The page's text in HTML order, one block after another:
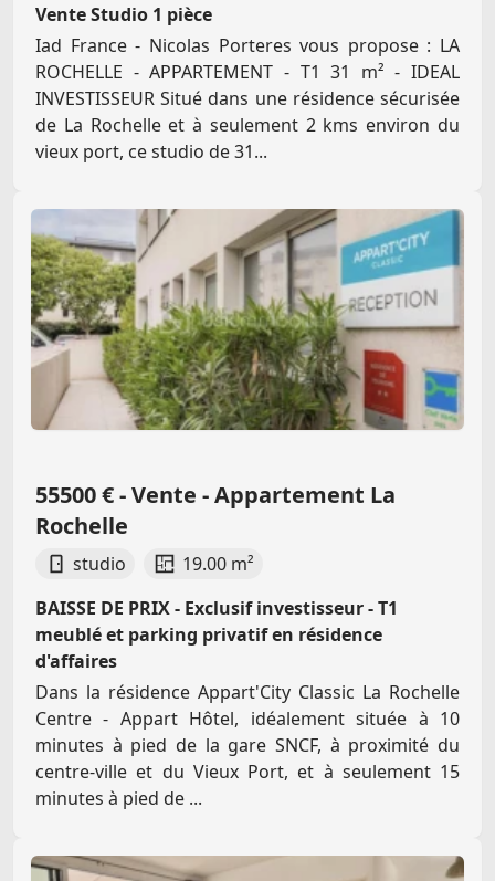
Vente Studio 1 pièce
Iad France - Nicolas Porteres vous propose : LA
ROCHELLE - APPARTEMENT - T1 31 m² - IDEAL
INVESTISSEUR Situé dans une résidence sécurisée
de La Rochelle et à seulement 2 kms environ du
vieux port, ce studio de 31...
55500 € - Vente - Appartement La
Rochelle
studio
19.00 m²
BAISSE DE PRIX - Exclusif investisseur - T1
meublé et parking privatif en résidence
d'affaires
Dans la résidence Appart'City Classic La Rochelle
Centre - Appart Hôtel, idéalement située à 10
minutes à pied de la gare SNCF, à proximité du
centre-ville et du Vieux Port, et à seulement 15
minutes à pied de ...